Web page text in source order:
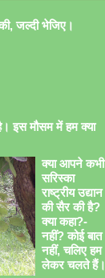
जल्दी भेजिए।
इस मौसम में हम क्या
क्या आपने कभी
सरिस्का
राष्ट्रीय उद्यान
की सैर की है?
क्या कहा?-
नहीं? कोई बात
नहीं, चलिए हम
लेकर चलते हैं।